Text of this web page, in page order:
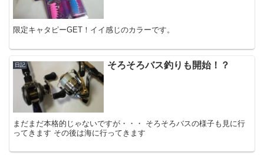
限定キャタピーGET！イイ感じのカラーです。
日記 そろそろバス釣りも開始！？
まだまだ本格的じゃないですが・・・ そろそろバスの様子も見に行
ってきます その後は海に行ってきます